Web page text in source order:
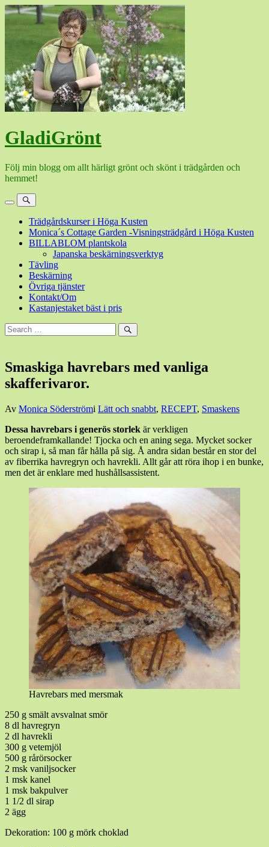
Hoppa
GladiGrönt
Följ min blogg om allt härligt grönt och skönt i trädgården och
hemmet!
MenySök
Trädgårdskurser i Höga Kusten
Monica´s Cottage Garden -Visningsträdgård i Höga Kusten
BILLABLOM plantskola
Japanska beskärningsverktyg
Tävling
Beskärning
Övriga tjänster
Kontakt/Om
Kastanjestaket bäst i pris
Sök
efter:
Sök
Smaskiga havrebars med vanliga
skafferivaror.
Den
oktober,
202524
oktober,
2025
Av Monica Söderströmi Lätt och snabbt, RECEPT, Smaskens
Dessa havrebars i generös storlek är verkligen
beroendeframkallande! Tjocka och en aning sega. Mycket socker
och sirap i, så man får hålla på sig. Å andra sidan består en stor del
av fiberrika havregryn och havrekli. Allt går att röra ihop i en bunke,
men det är enklare med hushållsassistent.
Havrebars med mersmak
250 g smält avsvalnat smör
8 dl havregryn
2 dl havrekli
300 g vetemjöl
500 g rårörsocker
2 msk vaniljsocker
1 msk kanel
1 msk bakpulver
1 1/2 dl sirap
2 ägg
Dekoration: 100 g mörk choklad